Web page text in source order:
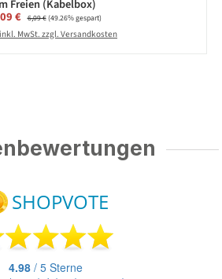
Freien (Kabelbox)
€ Regulärer Preis:
6,09 €(49.26% gespart)
MwSt. zzgl. Versandkosten